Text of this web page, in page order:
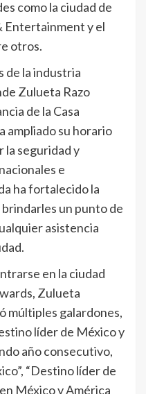
como la ciudad de
Entertainment y el
otros.
de la industria
Zulueta Razo
de la Casa
ampliado su horario
la seguridad y
e
ha fortalecido la
un punto de
asistencia
en la ciudad
Zulueta
múltiples galardones,
líder de México y
año consecutivo,
“Destino líder de
México y América